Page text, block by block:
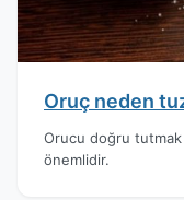
Oruç neden
Orucu doğru
önemlidir.